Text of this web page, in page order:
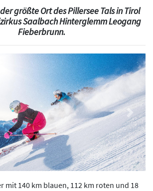
größte Ort des Pillersee Tals in Tirol
Saalbach Hinterglemm Leogang
Fieberbrunn.
Next
mit 140 km blauen, 112 km roten und 18